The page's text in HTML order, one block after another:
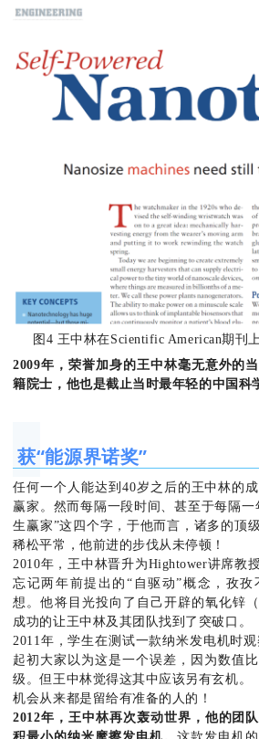
图4 王中林在Scientific American期刊
2009年， 荣誉加身的王中林毫无意外的
籍院士 ，他也是截止当时最年轻的中国科
获“能源界诺奖”
任何一个人能达到40岁之后的王中林的
赢家。然而每隔一段时间、甚至于每隔一
生赢家”这四个字，于他而言，诸多的顶
稀松平常，他前进的步伐从未停顿！
2010年，王中林晋升为Hightower讲席教
忘记两年前提出的“自驱动”概念，孜孜
想。他将目光投向了自己开辟的氧化锌
成功的让王中林及其团队找到了突破口。
2011年，学生在测试一款纳米发电机时观
起初大家以为这是一个误差，因为数值
级。但王中林觉得这其中应该另有玄机。
机会从来都是留给有准备的人的！
2012年，王中林再次轰动世界， 他的团